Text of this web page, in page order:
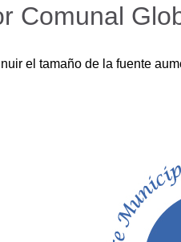
Comunal
el tamaño de la fuente